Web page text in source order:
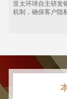
亚太环球自主研发
机制，确保客户隐